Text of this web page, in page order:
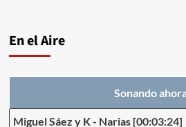
En el Aire
Sonando
Miguel Sáez y K- Narias [00:03:24]